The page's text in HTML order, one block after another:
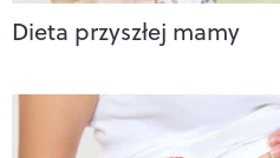
Dieta przyszłej mamy